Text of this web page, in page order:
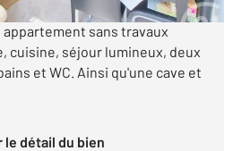
commerces et transports.
sans travaux
cuisine, séjour lumineux, deux
et WC. Ainsi qu'une cave et
le détail du bien